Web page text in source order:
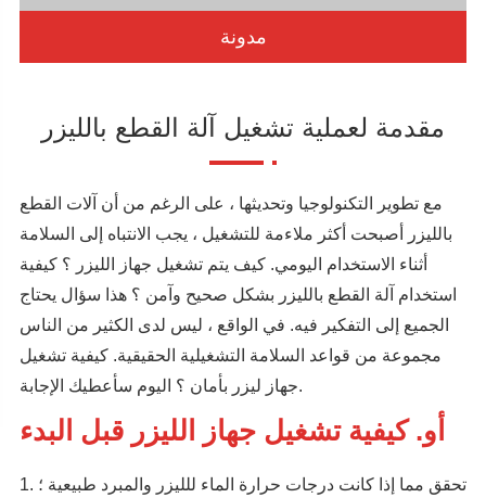
مدونة
مقدمة لعملية تشغيل آلة القطع بالليزر
مع تطوير التكنولوجيا وتحديثها ، على الرغم من أن آلات القطع
بالليزر أصبحت أكثر ملاءمة للتشغيل ، يجب الانتباه إلى السلامة
أثناء الاستخدام اليومي. كيف يتم تشغيل جهاز الليزر ؟ كيفية
استخدام آلة القطع بالليزر بشكل صحيح وآمن ؟ هذا سؤال يحتاج
الجميع إلى التفكير فيه. في الواقع ، ليس لدى الكثير من الناس
مجموعة من قواعد السلامة التشغيلية الحقيقية. كيفية تشغيل
جهاز ليزر بأمان ؟ اليوم سأعطيك الإجابة.
أو. كيفية تشغيل جهاز الليزر قبل البدء
1. تحقق مما إذا كانت درجات حرارة الماء للليزر والمبرد طبيعية ؛